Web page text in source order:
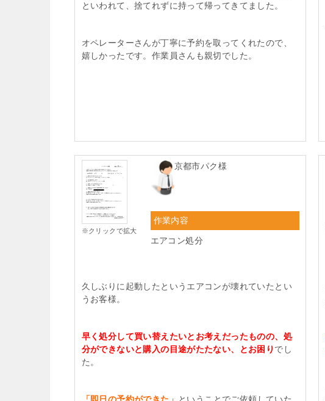
といわれて、捨てれずに持って帰ってきてました。
オペレーターさんが丁寧に予約を取ってくれたので、
嬉しかったです。作業員さんも親切でした。
※クリックで拡大
京都市パク様
作業内容
エアコン処分
久しぶりに起動したというエアコンが壊れていたとい
うお客様。
早く処分して買い替えたいとお考えだったものの、処
分ができないと購入の目途がたたない、とお困り でし
た。